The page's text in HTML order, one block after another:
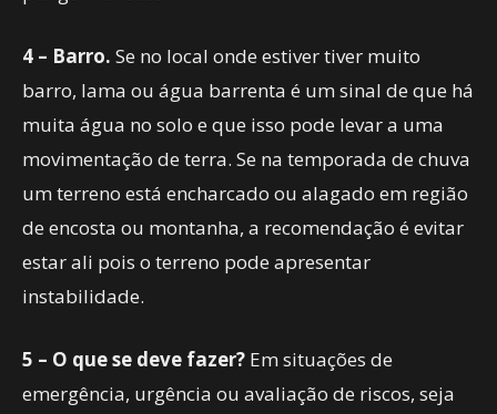
4 – Barro. Se no local onde estiver tiver muito
barro, lama ou água barrenta é um sinal de que há
muita água no solo e que isso pode levar a uma
movimentação de terra. Se na temporada de chuva
um terreno está encharcado ou alagado em região
de encosta ou montanha, a recomendação é evitar
estar ali pois o terreno pode apresentar
instabilidade.
5 – O que se deve fazer? Em situações de
emergência, urgência ou avaliação de riscos, seja